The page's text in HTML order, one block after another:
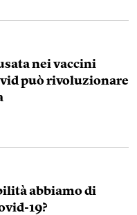
nei vaccini
può rivoluzionare
abbiamo di
19?